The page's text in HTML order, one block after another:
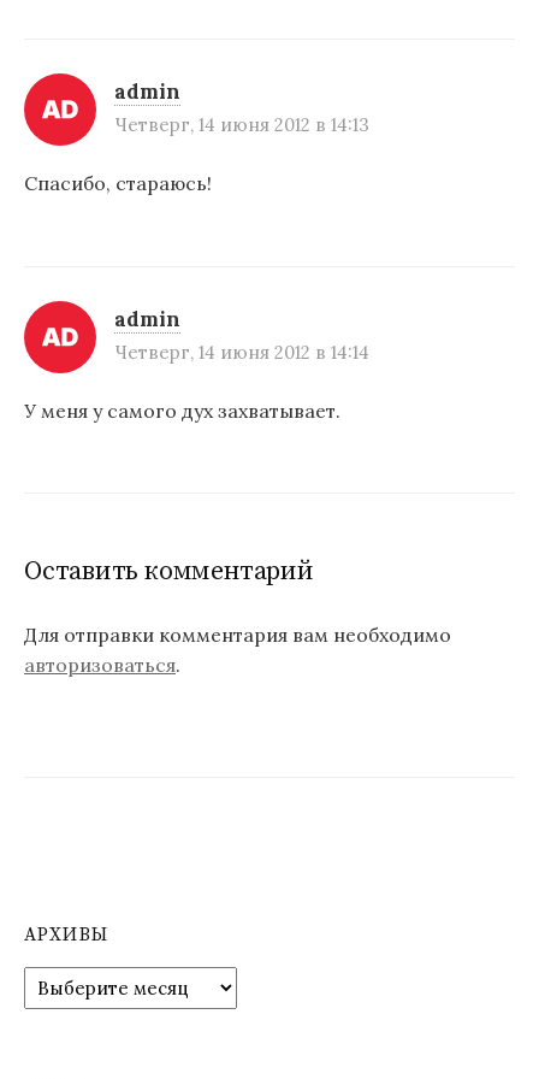
admin
Четверг, 14 июня 2012 в 14:13
Спасибо, стараюсь!
admin
Четверг, 14 июня 2012 в 14:14
У меня у самого дух захватывает.
Оставить комментарий
Для отправки комментария вам необходимо
авторизоваться.
АРХИВЫ
р